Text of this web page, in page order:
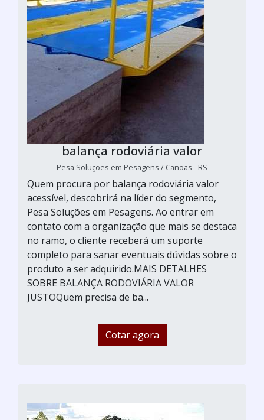
balança rodoviária valor
Pesa Soluções em Pesagens / Canoas - RS
Quem procura por balança rodoviária valor
acessível, descobrirá na líder do segmento,
Pesa Soluções em Pesagens. Ao entrar em
contato com a organização que mais se destaca
no ramo, o cliente receberá um suporte
completo para sanar eventuais dúvidas sobre o
produto a ser adquirido.MAIS DETALHES
SOBRE BALANÇA RODOVIÁRIA VALOR
JUSTOQuem precisa de ba...
Cotar agora